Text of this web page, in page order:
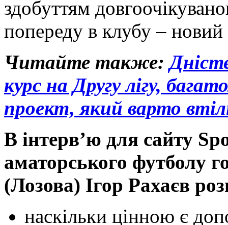
здобуттям
попереду в клубу –
Читайте также:
курс на Другу лігу,
проект, який варто
В інтерв’ю для сайту
аматорського футболу
(Лозова) Ігор Рахаєв
наскільки цінною є